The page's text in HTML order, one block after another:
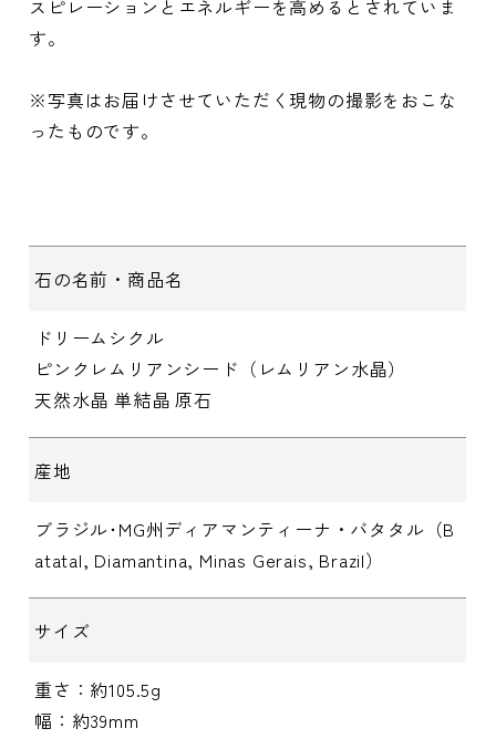
スピレーションとエネルギーを高めるとされていま
す。
※写真はお届けさせていただく現物の撮影をおこな
ったものです。
石の名前・商品名
ドリームシクル
ピンクレムリアンシード（レムリアン水晶）
天然水晶 単結晶 原石
産地
ブラジル･MG州ディアマンティーナ・バタタル（B
atatal, Diamantina, Minas Gerais, Brazil）
サイズ
重さ：約105.5g
幅：約39mm